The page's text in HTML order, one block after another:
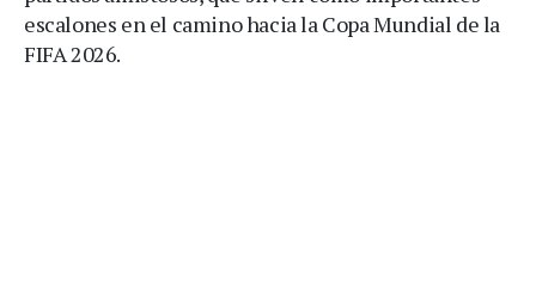
escalones en el camino hacia la Copa Mundial de la
FIFA 2026.